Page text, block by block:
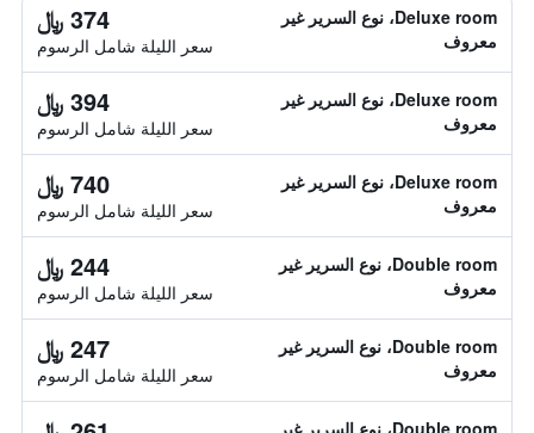
Deluxe room، نوع السرير غير
معروف
374 ﷼
سعر الليلة شامل الرسوم
Deluxe room، نوع السرير غير
معروف
394 ﷼
سعر الليلة شامل الرسوم
Deluxe room، نوع السرير غير
معروف
740 ﷼
سعر الليلة شامل الرسوم
Double room، نوع السرير غير
معروف
244 ﷼
سعر الليلة شامل الرسوم
Double room، نوع السرير غير
معروف
247 ﷼
سعر الليلة شامل الرسوم
Double room، نوع السرير غير